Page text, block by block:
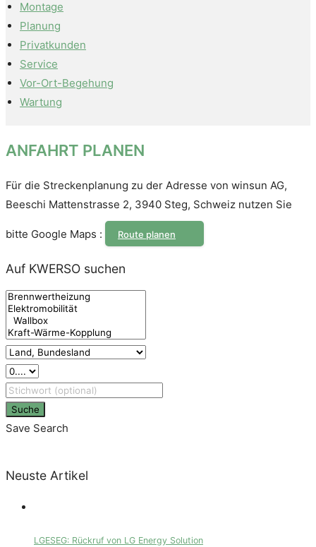
Montage
Planung
Privatkunden
Service
Vor-Ort-Be­ge­hung
Wartung
ANFAHRT PLANEN
Für die Streckenplanung zu der Adresse von winsun AG,
Beeschi Mattenstrasse 2, 3940 Steg, Schweiz nutzen Sie
bitte Google Maps : Route planen
Auf KWERSO suchen
Suche
Save Search
Neuste Artikel
LGESEG: Rückruf von LG Energy Solution